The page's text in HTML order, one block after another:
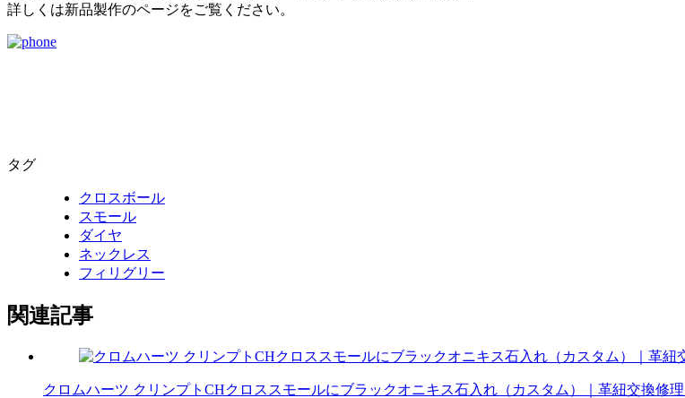
詳しくは新品製作のページをご覧ください。
タグ
クロスボール
スモール
ダイヤ
ネックレス
フィリグリー
関連記事
クロムハーツ クリンプトCHクロススモールにブラックオニキス石入れ（カスタム）｜革紐交換修